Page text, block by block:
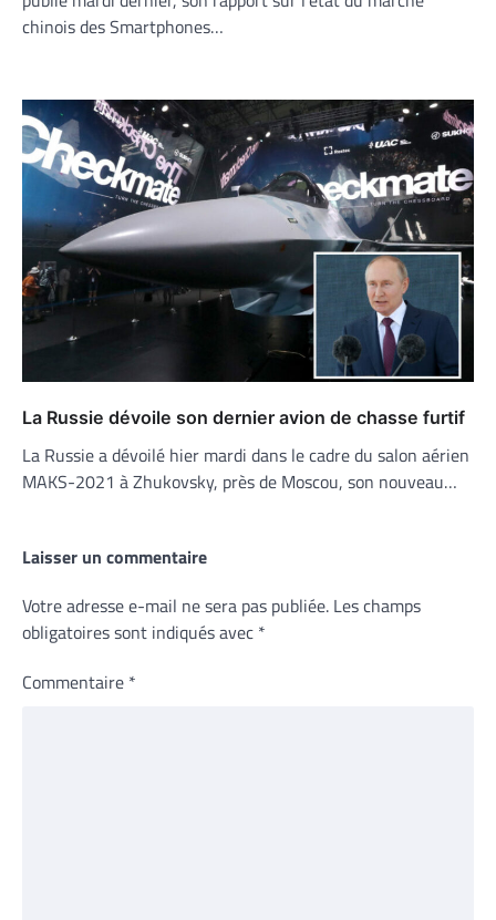
chinois des Smartphones…
La Russie dévoile son dernier avion de chasse furtif
La Russie a dévoilé hier mardi dans le cadre du salon aérien
MAKS-2021 à Zhukovsky, près de Moscou, son nouveau…
Laisser un commentaire
Votre adresse e-mail ne sera pas publiée. Les champs
obligatoires sont indiqués avec *
Commentaire *